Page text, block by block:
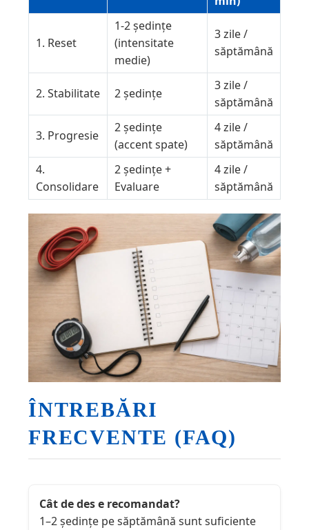
1. Reset
1-2 ședințe
(intensitate
medie)
3 zile /
săptămână
2. Stabilitate 2 ședințe
3 zile /
săptămână
3. Progresie
2 ședințe
(accent spate)
4 zile /
săptămână
4.
Consolidare
2 ședințe +
Evaluare
4 zile /
săptămână
ÎNTREBĂRI
FRECVENTE (FAQ)
Cât de des e recomandat?
1–2 ședințe pe săptămână sunt suficiente